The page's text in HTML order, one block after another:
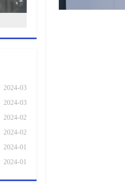
2024-03
2024-03
2024-02
2024-02
2024-01
2024-01